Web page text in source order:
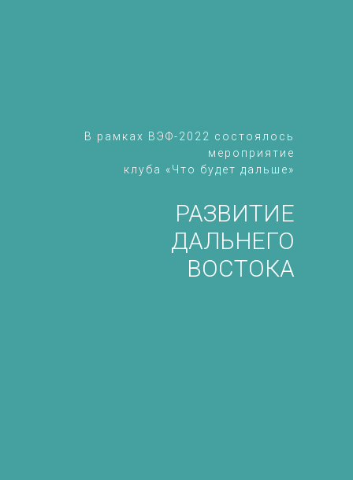
РАЗВИТИЕ
ДАЛЬНЕГО
ВОСТОКА
В рамках ВЭФ-2022 состоялось
мероприятие
клуба «Что будет дальше»